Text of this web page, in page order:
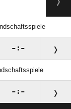
 : 
 : 